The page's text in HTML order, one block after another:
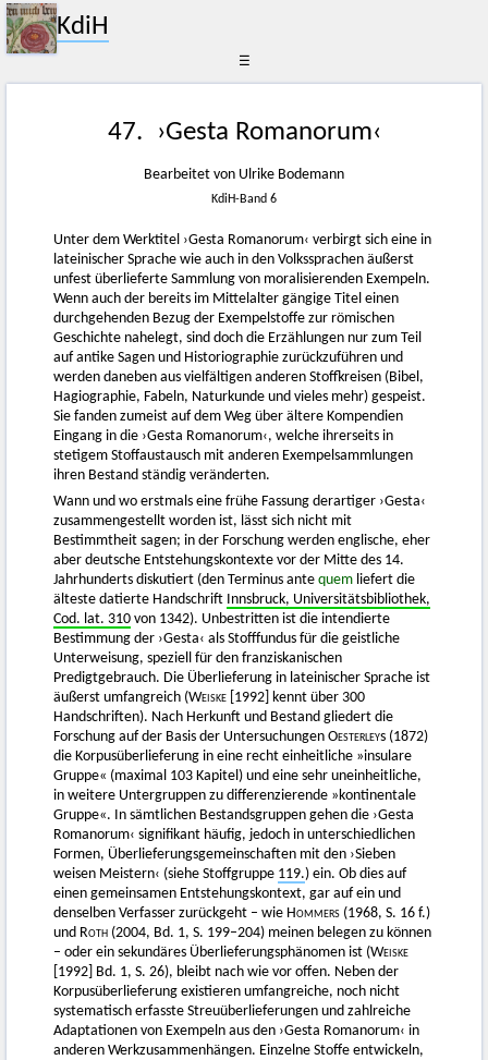
KdiH
☰
47. ›Gesta Romanorum‹
Bearbeitet von Ulrike Bodemann
KdiH-Band 6
Unter dem Werktitel ›Gesta Romanorum‹ verbirgt sich eine in
lateinischer Sprache wie auch in den Volkssprachen äußerst
unfest überlieferte Sammlung von moralisierenden Exempeln.
Wenn auch der bereits im Mittelalter gängige Titel einen
durchgehenden Bezug der Exempelstoffe zur römischen
Geschichte nahelegt, sind doch die Erzählungen nur zum Teil
auf antike Sagen und Historiographie zurückzuführen und
werden daneben aus vielfältigen anderen Stoffkreisen (Bibel,
Hagiographie, Fabeln, Naturkunde und vieles mehr) gespeist.
Sie fanden zumeist auf dem Weg über ältere Kompendien
Eingang in die ›Gesta Romanorum‹, welche ihrerseits in
stetigem Stoffaustausch mit anderen Exempelsammlungen
ihren Bestand ständig veränderten.
Wann und wo erstmals eine frühe Fassung derartiger ›Gesta‹
zusammengestellt worden ist, lässt sich nicht mit
Bestimmtheit sagen; in der Forschung werden englische, eher
aber deutsche Entstehungskontexte vor der Mitte des 14.
Jahrhunderts diskutiert (den Terminus antequem liefert die
älteste datierte Handschrift Innsbruck, Universitätsbibliothek,
Cod. lat. 310 von 1342). Unbestritten ist die intendierte
Bestimmung der ›Gesta‹ als Stofffundus für die geistliche
Unterweisung, speziell für den franziskanischen
Predigtgebrauch. Die Überlieferung in lateinischer Sprache ist
äußerst umfangreich (Weiske [1992] kennt über 300
Handschriften). Nach Herkunft und Bestand gliedert die
Forschung auf der Basis der UntersuchungenOesterleys (1872)
die Korpusüberlieferung in eine recht einheitliche »insulare
Gruppe« (maximal 103 Kapitel) und eine sehr uneinheitliche,
in weitere Untergruppen zu differenzierende »kontinentale
Gruppe«. In sämtlichen Bestandsgruppen gehen die ›Gesta
Romanorum‹ signifikant häufig, jedoch in unterschiedlichen
Formen, Überlieferungsgemeinschaften mit den ›Sieben
weisen Meistern‹ (siehe Stoffgruppe 119.) ein. Ob dies auf
einen gemeinsamen Entstehungskontext, gar auf ein und
denselben Verfasser zurückgeht – wie Hommers (1968, S. 16 f.)
und Roth (2004, Bd. 1, S. 199–204) meinen belegen zu können
– oder ein sekundäres Überlieferungsphänomen ist (Weiske
[1992] Bd. 1, S. 26), bleibt nach wie vor offen. Neben der
Korpusüberlieferung existieren umfangreiche, noch nicht
systematisch erfasste Streuüberlieferungen und zahlreiche
Adaptationen von Exempeln aus den ›Gesta Romanorum‹ in
anderen Werkzusammenhängen. Einzelne Stoffe entwickeln,